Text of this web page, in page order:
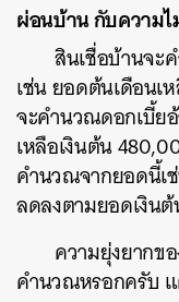
ผ่อนบ้าน กับความไ
สินเชื่อบ้านจ
เช่น ยอดต้นเดือน
จะคำนวณดอกเบี้ย
เหลือเงินต้น
คำนวณจากยอดนี้เ
ลดลงตามยอดเงิน
ความยุ่งยากข
คำนวณหรอกครับ